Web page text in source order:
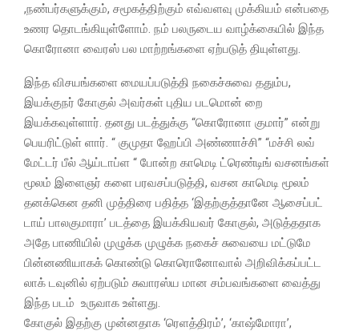
,நண்பர்களுக்கும், சமூகத்திற்கும் எவ்வளவு முக்கியம் என்பதை
உணர தொடங்கியுள்ளோம். நம் பலருடைய வாழ்க்கையில் இந்த
கொரோனா வைரஸ் பல மாற்றங்களை ஏற்படுத் தியுள்ளது.
இந்த விசயங்களை மையப்படுத்தி நகைச்சுவை ததும்ப,
இயக்குநர் கோகுல் அவர்கள் புதிய படமொன் றை
இயக்கவுள்ளார். தனது படத்துக்கு “கொரோனா குமார்” என்று
பெயரிட்டுள் ளார். “ குமுதா ஹேப்பி அண்ணாச்சி” “மச்சி லவ்
மேட்டர் பீல் ஆய்டாப்ள “ போன்ற காமெடி ட்ரெண்டிங் வசனங்கள்
மூலம் இளைஞர் களை பரவசப்படுத்தி, வசன காமெடி மூலம்
தனக்கென தனி முத்திரை பதித்த ‘இதற்குத்தானே ஆசைப்பட்
டாய் பாலகுமாரா’ படத்தை இயக்கியவர் கோகுல், அடுத்ததாக
அதே பாணியில் முழுக்க முழுக்க நகைச் சுவையை மட்டுமே
பின்னணியாகக் கொண்டு கொரொனோவால் அறிவிக்கப்பட்ட
லாக் டவுனில் ஏற்படும் சுவாரஸ்ய மான சம்பவங்களை வைத்து
இந்த படம் உருவாக உள்ளது.
கோகுல் இதற்கு முன்னதாக ‘ரெளத்திரம்’, ‘காஷ்மோரா’,